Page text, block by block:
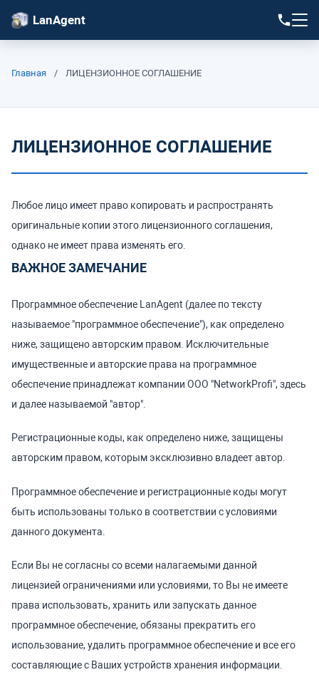
LanAgent
Главная / ЛИЦЕНЗИОННОЕ СОГЛАШЕНИЕ
ЛИЦЕНЗИОННОЕ СОГЛАШЕНИЕ
Любое лицо имеет право копировать и распространять
оригинальные копии этого лицензионного соглашения,
однако не имеет права изменять его.
ВАЖНОЕ ЗАМЕЧАНИЕ
Программное обеспечение LanAgent (далее по тексту
называемое "программное обеспечение"), как определено
ниже, защищено авторским правом. Исключительные
имущественные и авторские права на программное
обеспечение принадлежат компании ООО "NetworkProfi", здесь
и далее называемой "автор".
Регистрационные коды, как определено ниже, защищены
авторским правом, которым эксклюзивно владеет автор.
Программное обеспечение и регистрационные коды могут
быть использованы только в соответствии с условиями
данного документа.
Если Вы не согласны со всеми налагаемыми данной
лицензией ограничениями или условиями, то Вы не имеете
права использовать, хранить или запускать данное
программное обеспечение, обязаны прекратить его
использование, удалить программное обеспечение и все его
составляющие с Ваших устройств хранения информации.